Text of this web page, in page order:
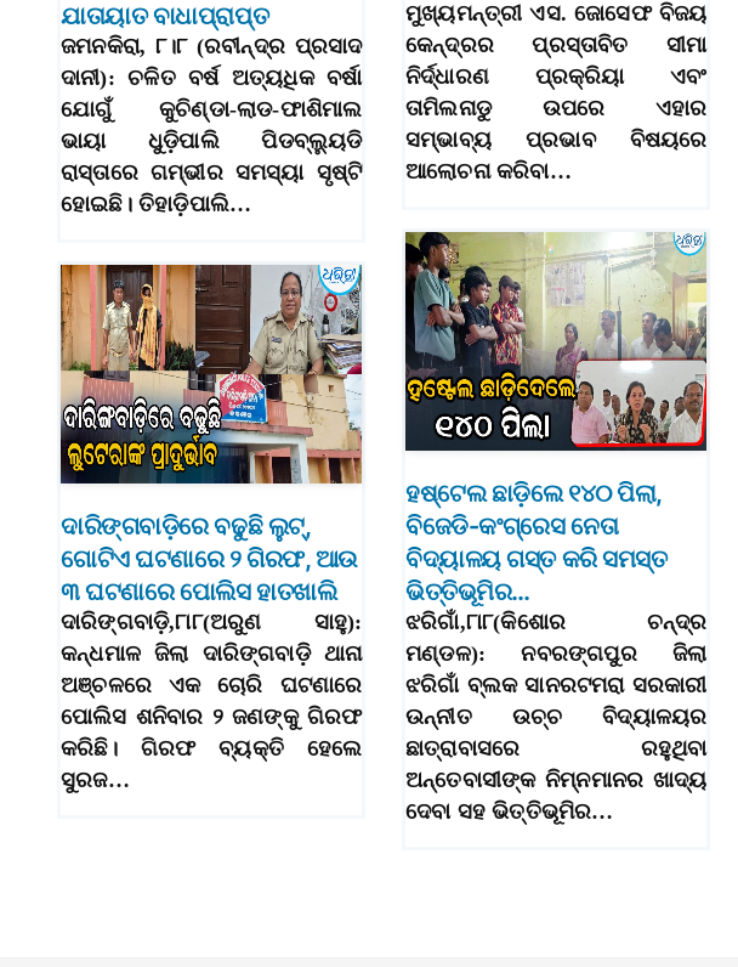
ମୁଖ୍ୟମନ୍ତ୍ରୀ ଏସ. ଜୋସେଫ ବିଜୟ
କେନ୍ଦ୍ରର ପ୍ରସ୍ତାବିତ ସୀମା
ନିର୍ଦ୍ଧାରଣ ପ୍ରକ୍ରିୟା ଏବଂ
ତାମିଲନାଡୁ ଉପରେ ଏହାର
ସମ୍ଭାବ୍ୟ ପ୍ରଭାବ ବିଷୟରେ
ଆଲୋଚନା କରିବା…
ଯାତାୟାତ ବାଧାପ୍ରାପ୍ତ
ଜମନକିରା, ୮।୮ (ରବୀନ୍ଦ୍ର ପ୍ରସାଦ
ଦାନୀ): ଚଳିତ ବର୍ଷ ଅତ୍ୟଧିକ ବର୍ଷା
ଯୋଗୁଁ କୁଚିଣ୍ଡା-ଲାଡ-ଫାଶିମାଲ
ଭାୟା ଧୁଡ଼ିପାଲି ପିଡବ୍ଲ୍ୟୁଡି
ରାସ୍ତାରେ ଗମ୍ଭୀର ସମସ୍ୟା ସୃଷ୍ଟି
ହୋଇଛି। ତିହାଡ଼ିପାଲି…
ହଷ୍ଟେଲ ଛାଡ଼ିଲେ ୧୪୦ ପିଲା,
ବିଜେଡି-କଂଗ୍ରେସ ନେତା
ବିଦ୍ୟାଳୟ ଗସ୍ତ କରି ସମସ୍ତ
ଭିତ୍ତିଭୂମିର…
ଝରିଗାଁ,୮ା୮(କିଶୋର ଚନ୍ଦ୍ର
ମଣ୍ଡଳ): ନବରଙ୍ଗପୁର ଜିଲା
ଝରିଗାଁ ବ୍ଲକ ସାନରଟମରା ସରକାରୀ
ଉନ୍ନୀତ ଉଚ୍ଚ ବିଦ୍ୟାଳୟର
ଛାତ୍ରାବାସରେ ରହୁଥିବା
ଅନ୍ତେବାସୀଙ୍କ ନିମ୍ନମାନର ଖାଦ୍ୟ
ଦେବା ସହ ଭିତ୍ତିଭୂମିର…
ଦାରିଙ୍ଗବାଡ଼ିରେ ବଢୁଛି ଲୁଟ୍‌,
ଗୋଟିଏ ଘଟଣାରେ ୨ ଗିରଫ, ଆଉ
୩ ଘଟଣାରେ ପୋଲିସ ହାତଖାଲି
ଦାରିଙ୍ଗବାଡ଼ି,୮ା୮(ଅରୁଣ ସାହୁ):
କନ୍ଧମାଳ ଜିଲା ଦାରିଙ୍ଗବାଡ଼ି ଥାନା
ଅଞ୍ଚଳରେ ଏକ ଚୋରି ଘଟଣାରେ
ପୋଲିସ ଶନିବାର ୨ ଜଣଙ୍କୁ ଗିରଫ
କରିଛି। ଗିରଫ ବ୍ୟକ୍ତି ହେଲେ
ସୁରଜ…